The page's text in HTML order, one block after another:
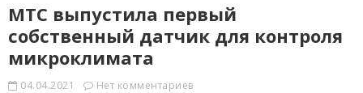
МТС выпустила первый
собственный датчик для контроля
микроклимата
04.04.2021 Нет комментариев